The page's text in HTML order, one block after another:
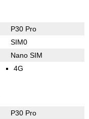
P30 Pro
SIM0
Nano SIM
4G
P30 Pro